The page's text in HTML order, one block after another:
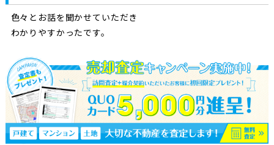
色々とお話を聞かせていただき
わかりやすかったです。